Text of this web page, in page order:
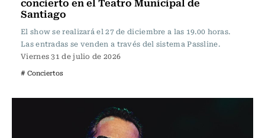
Santiago
El show se realizará el 27 de diciembre a las 19.00 horas.
Las entradas se venden a través del sistema Passline.
Viernes 31 de julio de 2026
# Conciertos